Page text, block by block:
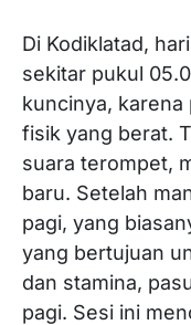
Di Kodiklatad,
sekitar pukul
kuncinya, karena
fisik yang berat.
suara terompet,
baru. Setelah
pagi, yang
yang bertujuan
dan stamina,
pagi. Sesi ini